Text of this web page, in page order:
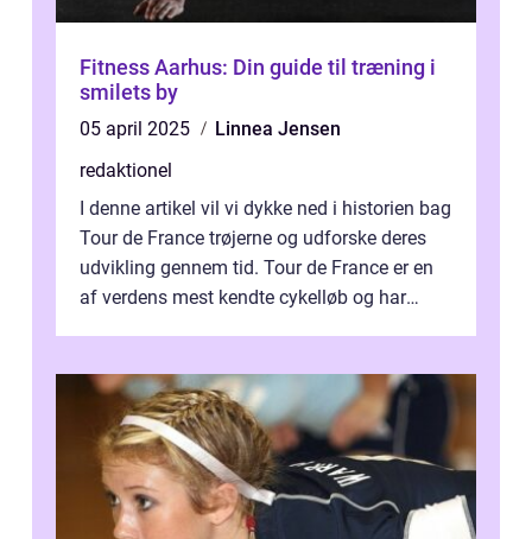
Fitness Aarhus: Din guide til træning i
smilets by
05 april 2025
Linnea Jensen
redaktionel
I denne artikel vil vi dykke ned i historien bag
Tour de France trøjerne og udforske deres
udvikling gennem tid. Tour de France er en
af verdens mest kendte cykelløb og har